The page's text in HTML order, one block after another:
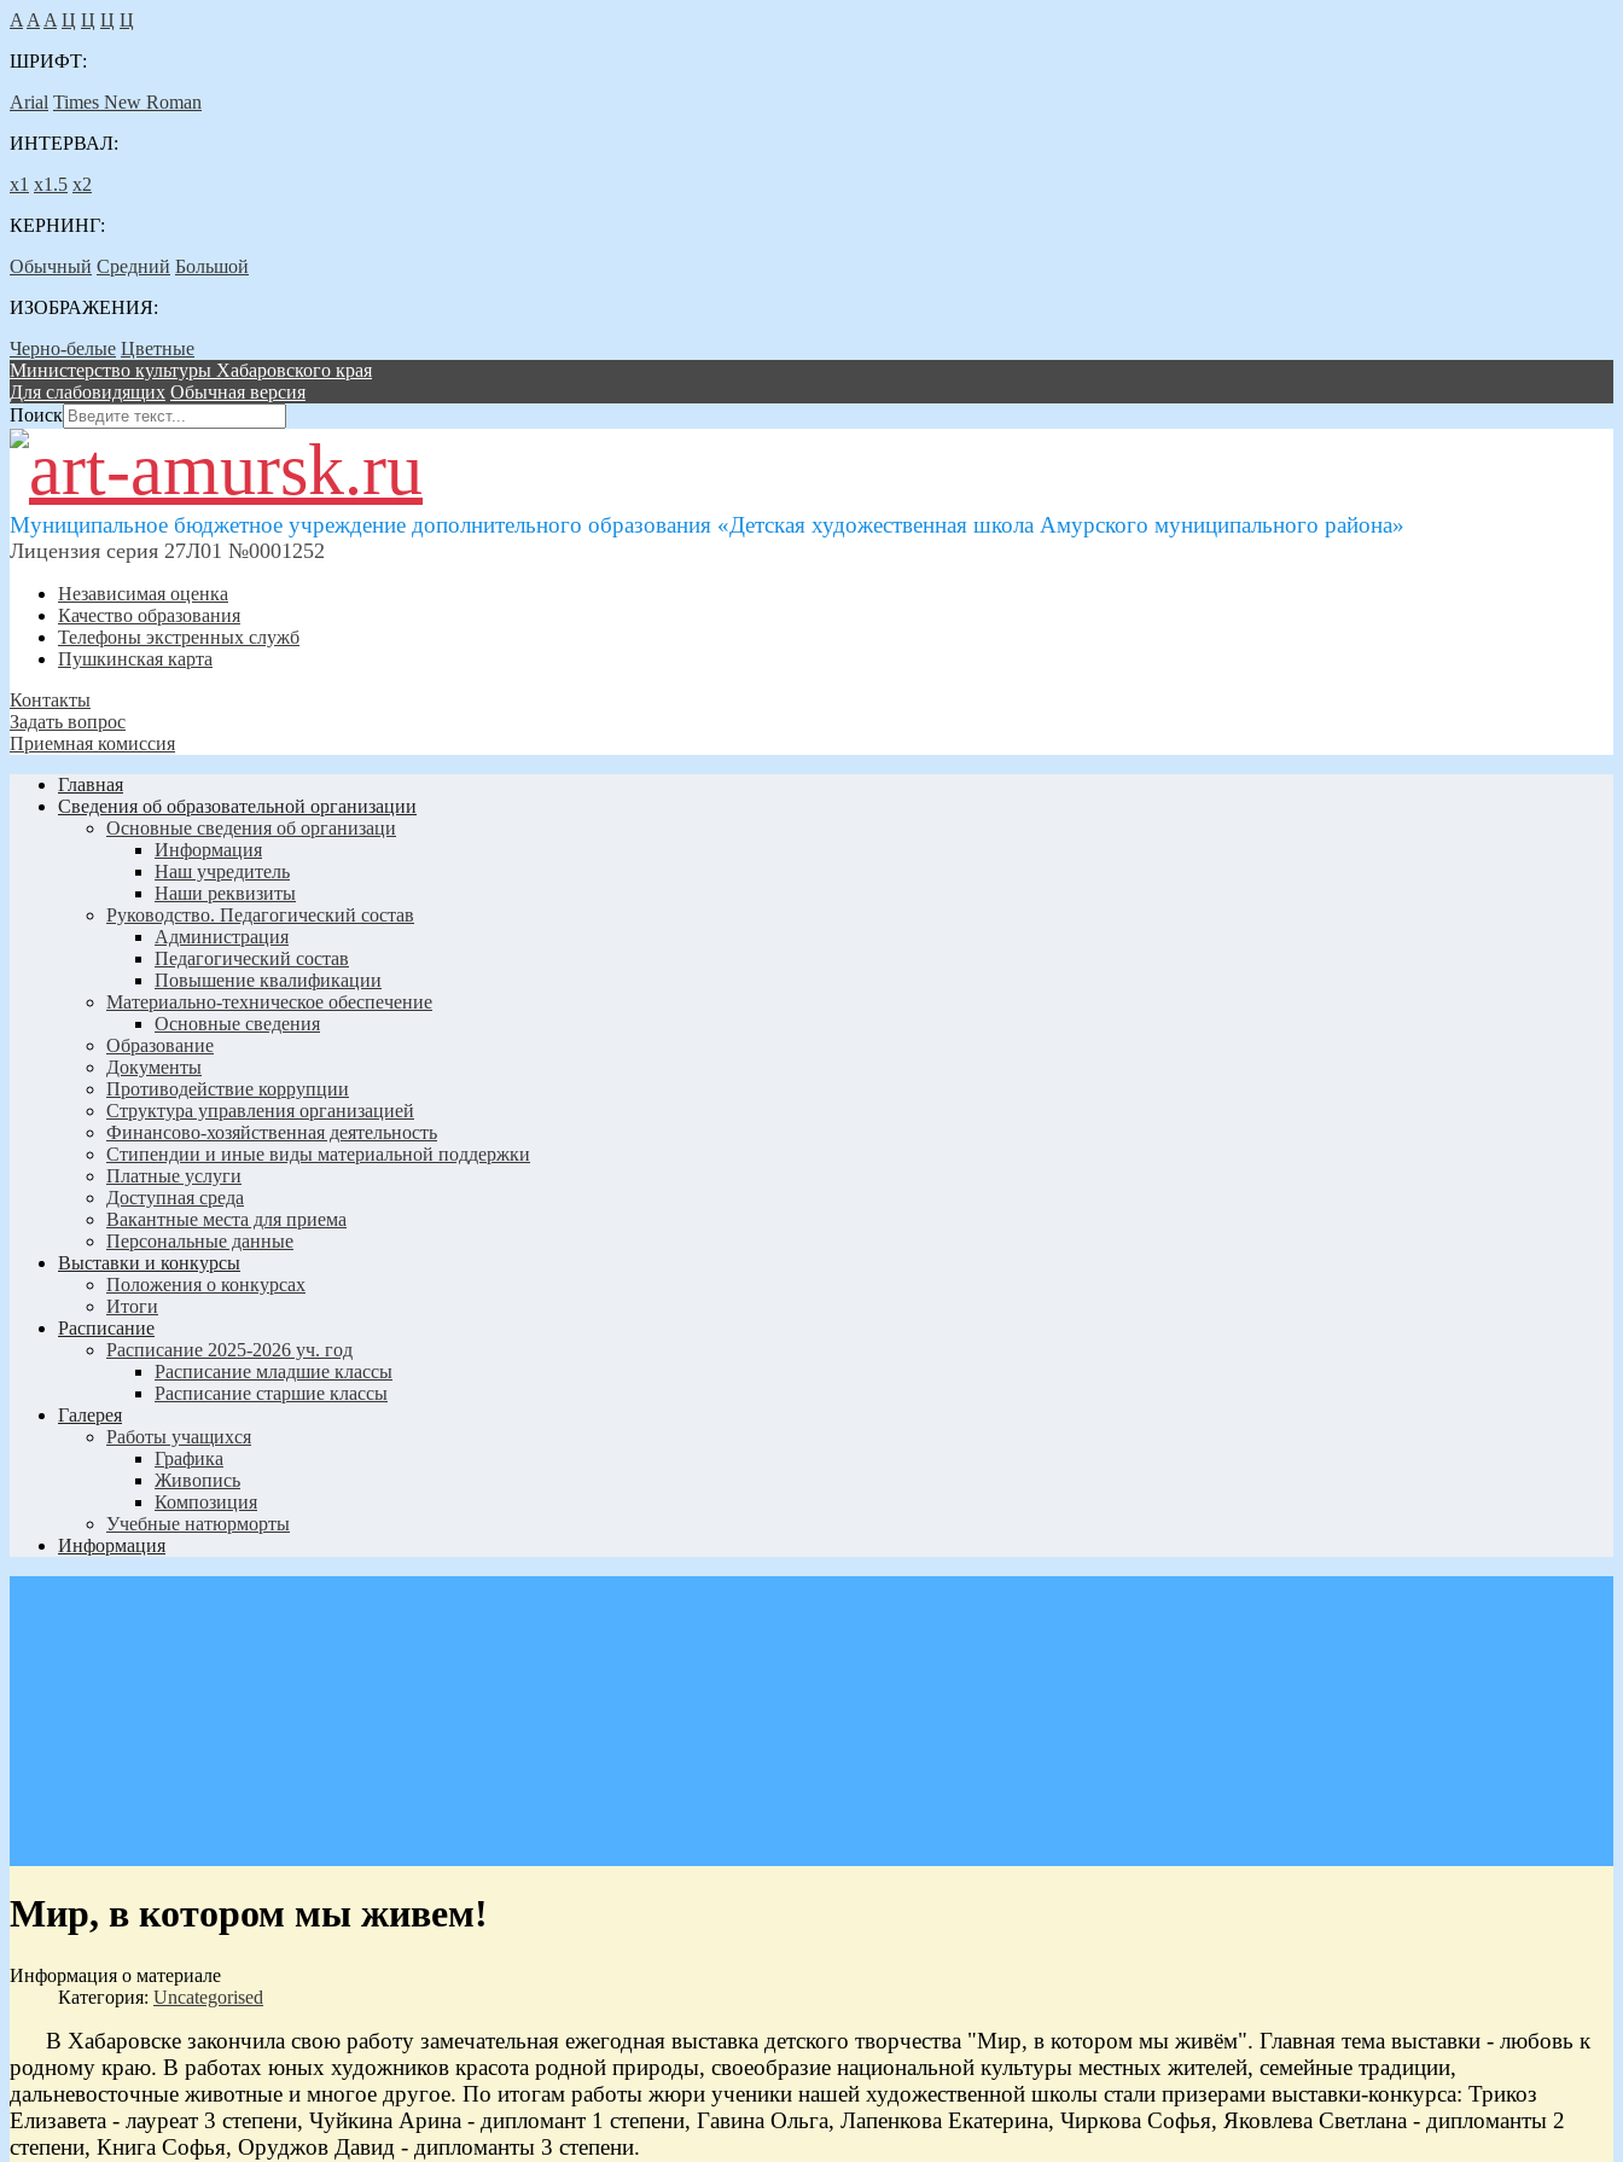
A A A Ц Ц Ц Ц
ШРИФТ:
Arial Times New Roman
ИНТЕРВАЛ:
х1 х1.5 х2
КЕРНИНГ:
Обычный Средний Большой
ИЗОБРАЖЕНИЯ:
Черно-белые Цветные
Министерство культуры Хабаровского края
Для слабовидящих Обычная версия
Поиск
Муниципальное бюджетное учреждение дополнительного образования «Детская художественная школа Амурского муниципального района»
Лицензия серия 27Л01 №0001252
Независимая оценка
Качество образования
Телефоны экстренных служб
Пушкинская карта
Контакты
Задать вопрос
Приемная комиссия
Главная
Сведения об образовательной организации
Основные сведения об организаци
Информация
Наш учредитель
Наши реквизиты
Руководство. Педагогический состав
Администрация
Педагогический состав
Повышение квалификации
Материально-техническое обеспечение
Основные сведения
Образование
Документы
Противодействие коррупции
Структура управления организацией
Финансово-хозяйственная деятельность
Стипендии и иные виды материальной поддержки
Платные услуги
Доступная среда
Вакантные места для приема
Персональные данные
Выставки и конкурсы
Положения о конкурсах
Итоги
Расписание
Расписание 2025-2026 уч. год
Расписание младшие классы
Расписание старшие классы
Галерея
Работы учащихся
Графика
Живопись
Композиция
Учебные натюрморты
Информация
Мир, в котором мы живем!
Информация о материале
Категория: Uncategorised
В Хабаровске закончила свою работу замечательная ежегодная выставка детского творчества "Мир, в котором мы живём". Главная тема выставки - любовь к
родному краю. В работах юных художников красота родной природы, своеобразие национальной культуры местных жителей, семейные традиции,
дальневосточные животные и многое другое. По итогам работы жюри ученики нашей художественной школы стали призерами выставки-конкурса: Трикоз
Елизавета - лауреат 3 степени, Чуйкина Арина - дипломант 1 степени, Гавина Ольга, Лапенкова Екатерина, Чиркова Софья, Яковлева Светлана - дипломанты 2
степени, Книга Софья, Оруджов Давид - дипломанты 3 степени.